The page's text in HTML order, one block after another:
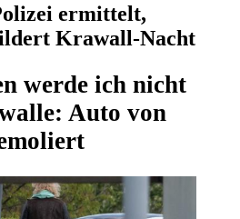
ermittelt,
Krawall-Nacht
werde ich nicht
Auto von